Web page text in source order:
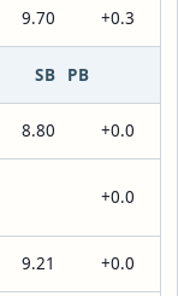
9.70 +0.3
SB PB
8.80 +0.0
+0.0
9.21 +0.0